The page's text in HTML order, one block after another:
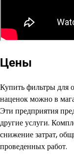
Цены
Купить фильтры для
наценок можно в
Эти предприятия
другие услуги.
снижение затрат,
проведенных работ.